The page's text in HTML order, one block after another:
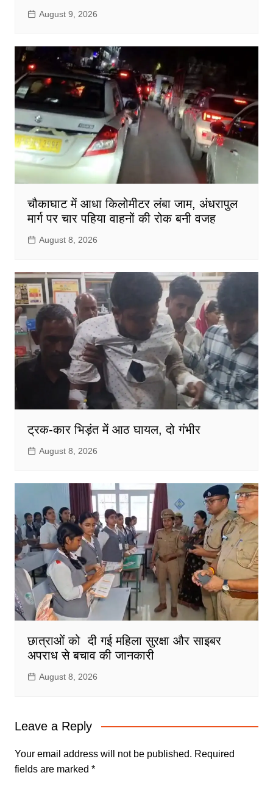
August 9, 2026
चौकाघाट में आधा किलोमीटर लंबा जाम, अंधरापुल
मार्ग पर चार पहिया वाहनों की रोक बनी वजह
August 8, 2026
ट्रक-कार भिड़ंत में आठ घायल, दो गंभीर
August 8, 2026
छात्राओं को दी गई महिला सुरक्षा और साइबर
अपराध से बचाव की जानकारी
August 8, 2026
Leave a Reply
Your email address will not be published. Required
fields are marked *